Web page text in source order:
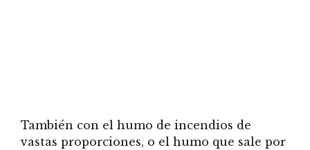
También con el humo de incendios de
vastas proporciones, o el humo que sale por